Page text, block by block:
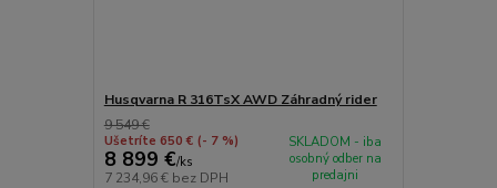
Husqvarna R 316TsX AWD Záhradný rider
9 549 €
Ušetríte 650 € (- 7 %)
8 899 €/ks
7 234,96 € bez DPH
SKLADOM - iba
osobný odber na
predajni